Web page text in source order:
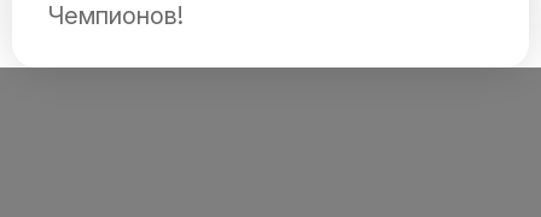
Чемпионов!